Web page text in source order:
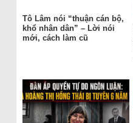
Tô Lâm nói “thuận cán bộ,
khổ nhân dân” – Lời nói
mới, cách làm cũ